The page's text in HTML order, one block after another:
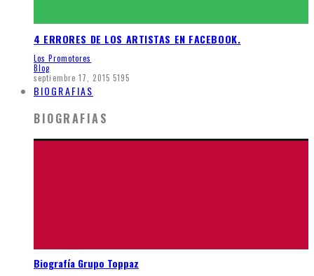
4 ERRORES DE LOS ARTISTAS EN FACEBOOK.
Los Promotores
Blog
septiembre 17, 2015 5195
BIOGRAFIAS
BIOGRAFIAS
Biografía Grupo Toppaz